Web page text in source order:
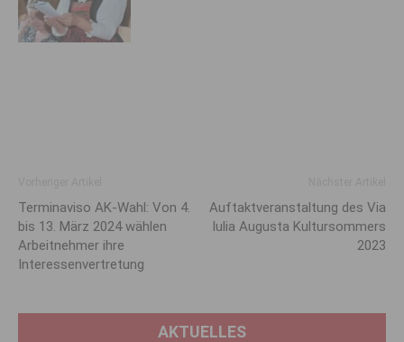
Terminaviso AK-Wahl: Von 4.
bis 13. März 2024 wählen
Arbeitnehmer ihre
Interessenvertretung
Auftaktveranstaltung des Via
Iulia Augusta Kultursommers
2023
AKTUELLES